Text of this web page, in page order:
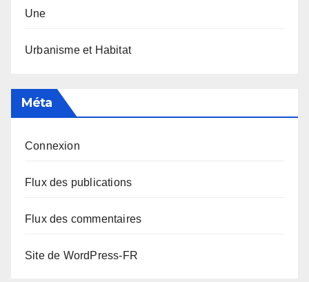
Une
Urbanisme et Habitat
Méta
Connexion
Flux des publications
Flux des commentaires
Site de WordPress-FR